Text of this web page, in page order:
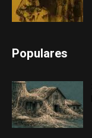
Populares